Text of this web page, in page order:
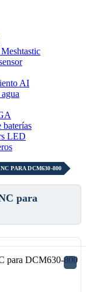
AI
baterías
LED
PARA DCM630-800
para